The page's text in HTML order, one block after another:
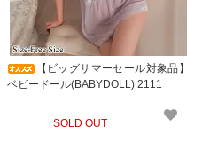
【ビッグサマーセール対象品】
ベビードール(BABYDOLL) 2111
SOLD OUT